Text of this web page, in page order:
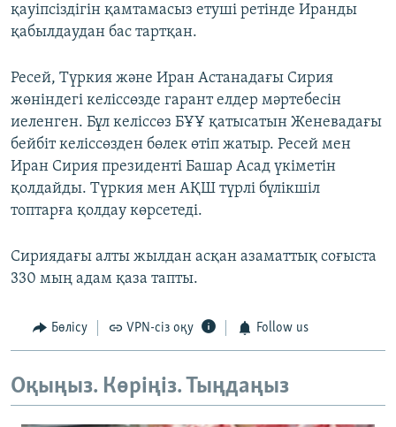
қауіпсіздігін қамтамасыз етуші ретінде Иранды
қабылдаудан бас тартқан.
Ресей, Түркия және Иран Астанадағы Сирия
жөніндегі келіссөзде гарант елдер мәртебесін
иеленген. Бұл келіссөз БҰҰ қатысатын Женевадағы
бейбіт келіссөзден бөлек өтіп жатыр. Ресей мен
Иран Сирия президенті Башар Асад үкіметін
қолдайды. Түркия мен АҚШ түрлі бүлікшіл
топтарға қолдау көрсетеді.
Сириядағы алты жылдан асқан азаматтық соғыста
330 мың адам қаза тапты.
Бөлісу VPN-сіз оқу Follow us
Оқыңыз. Көріңіз. Тыңдаңыз